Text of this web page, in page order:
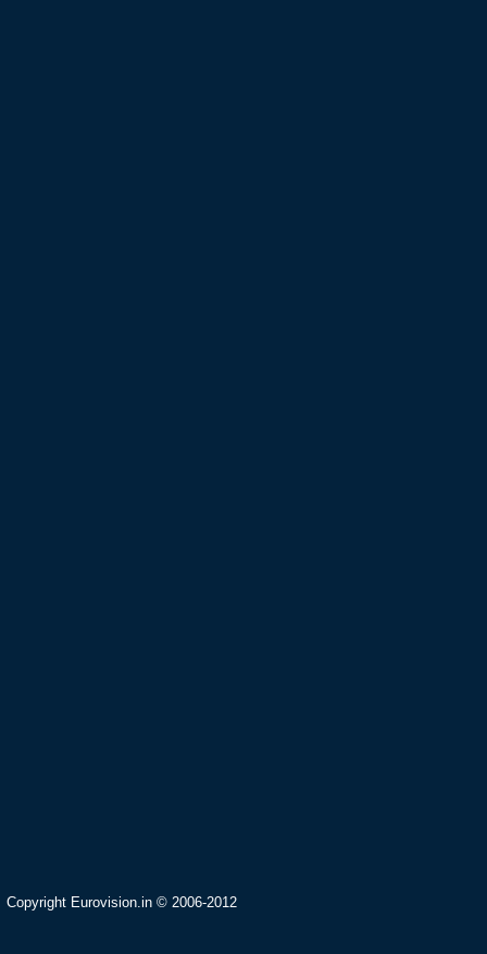
Copyright Eurovision.in © 2006-2012